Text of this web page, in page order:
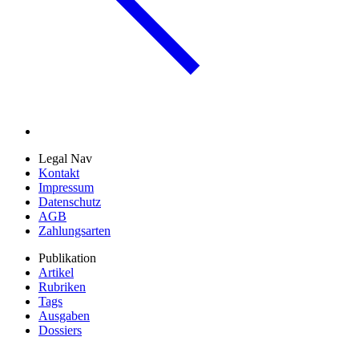
Legal Nav
Kontakt
Impressum
Datenschutz
AGB
Zahlungsarten
Publikation
Artikel
Rubriken
Tags
Ausgaben
Dossiers